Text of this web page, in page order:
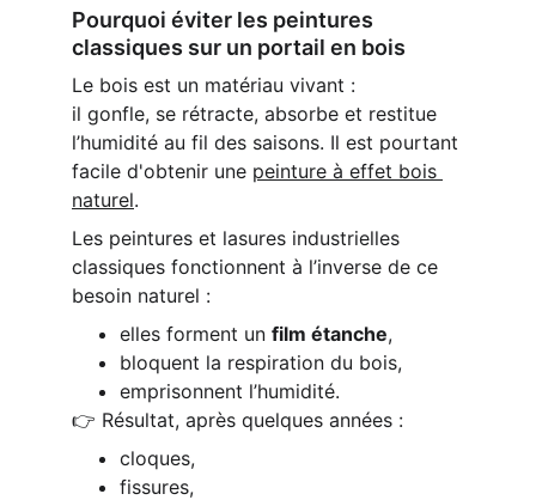
Pourquoi éviter les peintures
classiques sur un portail en bois
Le bois est un matériau vivant :
il gonfle, se rétracte, absorbe et restitue
l’humidité au fil des saisons. Il est pourtant
facile d'obtenir une peinture à effet bois
naturel.
Les peintures et lasures industrielles
classiques fonctionnent à l’inverse de ce
besoin naturel :
elles forment un film étanche,
bloquent la respiration du bois,
emprisonnent l’humidité.
👉 Résultat, après quelques années :
cloques,
fissures,